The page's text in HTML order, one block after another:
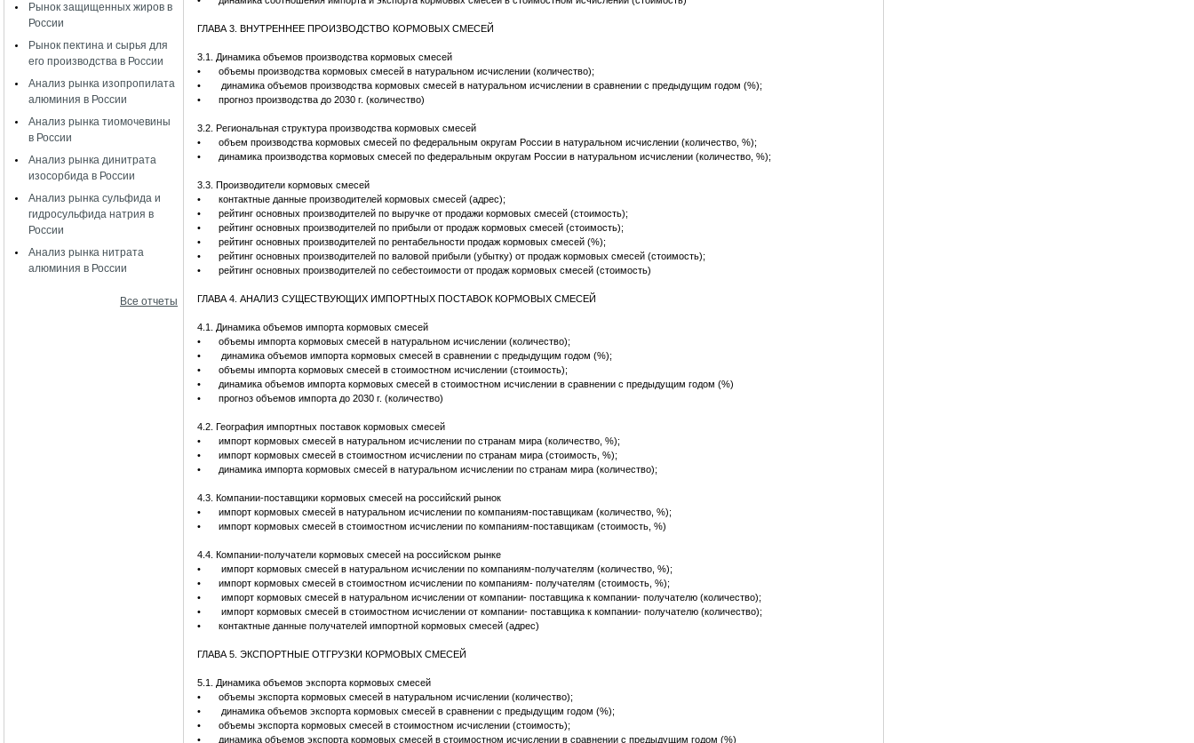
Рынок защищенных жиров в
России
Рынок пектина и сырья для
его производства в России
Анализ рынка изопропилата
алюминия в России
Анализ рынка тиомочевины
в России
Анализ рынка динитрата
изосорбида в России
Анализ рынка сульфида и
гидросульфида натрия в
России
Анализ рынка нитрата
алюминия в России
Все отчеты
ГЛАВА 3. ВНУТРЕННЕЕ ПРОИЗВОДСТВО КОРМОВЫХ СМЕСЕЙ
3.1. Динамика объемов производства кормовых смесей
•
объемы производства кормовых смесей в натуральном исчислении (количество);
•
динамика объемов производства кормовых смесей в натуральном исчислении в сравнении с предыдущим годом (%);
•
прогноз производства до 2030 г. (количество)
3.2. Региональная структура производства кормовых смесей
•
объем производства кормовых смесей по федеральным округам России в натуральном исчислении (количество, %);
•
динамика производства кормовых смесей по федеральным округам России в натуральном исчислении (количество, %);
3.3. Производители кормовых смесей
•
контактные данные производителей кормовых смесей (адрес);
•
рейтинг основных производителей по выручке от продажи кормовых смесей (стоимость);
•
рейтинг основных производителей по прибыли от продаж кормовых смесей (стоимость);
•
рейтинг основных производителей по рентабельности продаж кормовых смесей (%);
•
рейтинг основных производителей по валовой прибыли (убытку) от продаж кормовых смесей (стоимость);
•
рейтинг основных производителей по себестоимости от продаж кормовых смесей (стоимость)
ГЛАВА 4. АНАЛИЗ СУЩЕСТВУЮЩИХ ИМПОРТНЫХ ПОСТАВОК КОРМОВЫХ СМЕСЕЙ
4.1. Динамика объемов импорта кормовых смесей
•
объемы импорта кормовых смесей в натуральном исчислении (количество);
•
динамика объемов импорта кормовых смесей в сравнении с предыдущим годом (%);
•
объемы импорта кормовых смесей в стоимостном исчислении (стоимость);
•
динамика объемов импорта кормовых смесей в стоимостном исчислении в сравнении с предыдущим годом (%)
•
прогноз объемов импорта до 2030 г. (количество)
4.2. География импортных поставок кормовых смесей
•
импорт кормовых смесей в натуральном исчислении по странам мира (количество, %);
•
импорт кормовых смесей в стоимостном исчислении по странам мира (стоимость, %);
•
динамика импорта кормовых смесей в натуральном исчислении по странам мира (количество);
4.3. Компании-поставщики кормовых смесей на российский рынок
•
импорт кормовых смесей в натуральном исчислении по компаниям-поставщикам (количество, %);
•
импорт кормовых смесей в стоимостном исчислении по компаниям-поставщикам (стоимость, %)
4.4. Компании-получатели кормовых смесей на российском рынке
•
импорт кормовых смесей в натуральном исчислении по компаниям-получателям (количество, %);
•
импорт кормовых смесей в стоимостном исчислении по компаниям- получателям (стоимость, %);
•
импорт кормовых смесей в натуральном исчислении от компании- поставщика к компании- получателю (количество);
•
импорт кормовых смесей в стоимостном исчислении от компании- поставщика к компании- получателю (количество);
•
контактные данные получателей импортной кормовых смесей (адрес)
ГЛАВА 5. ЭКСПОРТНЫЕ ОТГРУЗКИ КОРМОВЫХ СМЕСЕЙ
5.1. Динамика объемов экспорта кормовых смесей
•
объемы экспорта кормовых смесей в натуральном исчислении (количество);
•
динамика объемов экспорта кормовых смесей в сравнении с предыдущим годом (%);
•
объемы экспорта кормовых смесей в стоимостном исчислении (стоимость);
•
динамика объемов экспорта кормовых смесей в стоимостном исчислении в сравнении с предыдущим годом (%)